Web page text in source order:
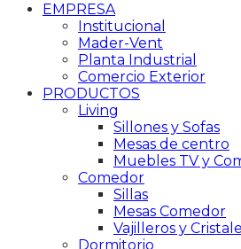
EMPRESA
Institucional
Mader-Vent
Planta Industrial
Comercio Exterior
PRODUCTOS
Living
Sillones y Sofas
Mesas de centro
Muebles TV y
Comedor
Sillas
Mesas Comedor
Vajilleros y
Dormitorio